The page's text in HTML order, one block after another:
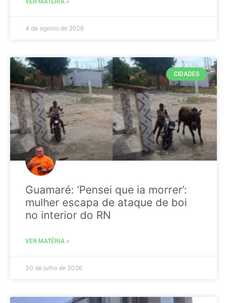
4 de agosto de 2026
CIDADES
Guamaré: ‘Pensei que ia morrer’:
mulher escapa de ataque de boi
no interior do RN
VER MATÉRIA »
30 de julho de 2026